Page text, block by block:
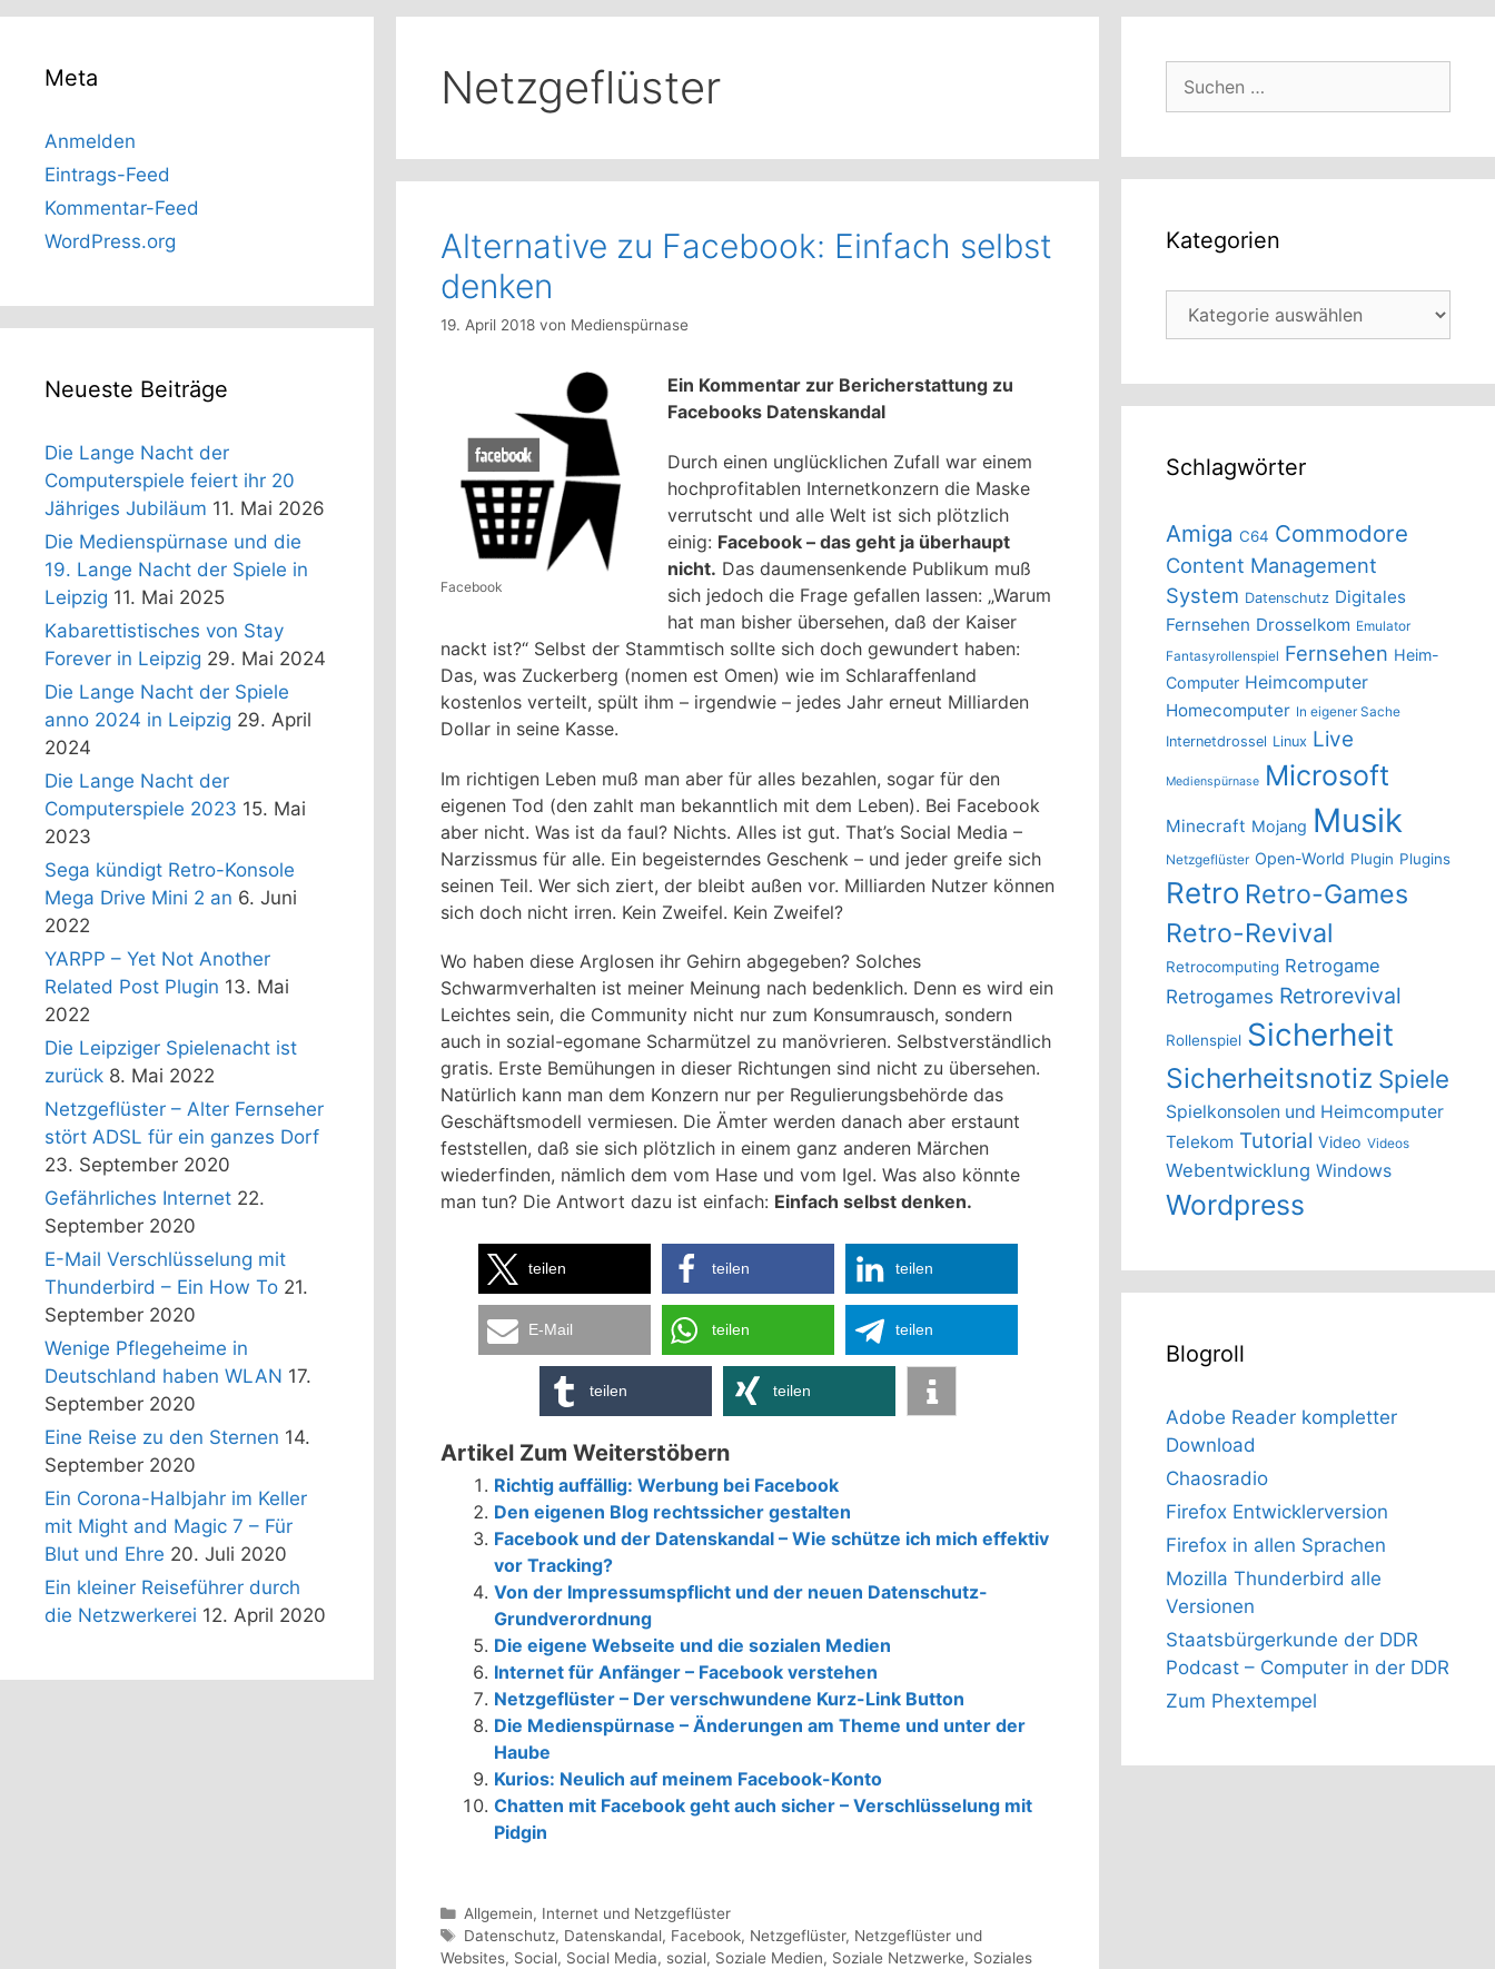
Netzgeflüster
Alternative zu Facebook: Einfach selbst
denken
19. April 2018 von Medienspürnase
Facebook
Ein Kommentar zur Bericherstattung zu
Facebooks Datenskandal
Durch einen unglücklichen Zufall war einem
hochprofitablen Internetkonzern die Maske
verrutscht und alle Welt ist sich plötzlich
einig: Facebook – das geht ja überhaupt
nicht. Das daumensenkende Publikum muß
sich jedoch die Frage gefallen lassen: „Warum
hat man bisher übersehen, daß der Kaiser
nackt ist?“ Selbst der Stammtisch sollte sich doch gewundert haben:
Das, was Zuckerberg (nomen est Omen) wie im Schlaraffenland
kostenlos verteilt, spült ihm – irgendwie – jedes Jahr erneut Milliarden
Dollar in seine Kasse.
Im richtigen Leben muß man aber für alles bezahlen, sogar für den
eigenen Tod (den zahlt man bekanntlich mit dem Leben). Bei Facebook
aber nicht. Was ist da faul? Nichts. Alles ist gut. That’s Social Media –
Narzissmus für alle. Ein begeisterndes Geschenk – und jeder greife sich
seinen Teil. Wer sich ziert, der bleibt außen vor. Milliarden Nutzer können
sich doch nicht irren. Kein Zweifel. Kein Zweifel?
Wo haben diese Arglosen ihr Gehirn abgegeben? Solches
Schwarmverhalten ist meiner Meinung nach bedenklich. Denn es wird ein
Leichtes sein, die Community nicht nur zum Konsumrausch, sondern
auch in sozial-egomane Scharmützel zu manövrieren. Selbstverständlich
gratis. Erste Bemühungen in dieser Richtungen sind nicht zu übersehen.
Natürlich kann man dem Konzern nur per Regulierungsbehörde das
Geschäftsmodell vermiesen. Die Ämter werden danach aber erstaunt
feststellen, daß sie sich plötzlich in einem ganz anderen Märchen
wiederfinden, nämlich dem vom Hase und vom Igel. Was also könnte
man tun? Die Antwort dazu ist einfach: Einfach selbst denken.
teilen teilen teilen
E-Mail teilen teilen
teilen teilen
Artikel Zum Weiterstöbern
Richtig auffällig: Werbung bei Facebook
Den eigenen Blog rechtssicher gestalten
Facebook und der Datenskandal – Wie schütze ich mich effektiv
vor Tracking?
Von der Impressumspflicht und der neuen Datenschutz-
Grundverordnung
Die eigene Webseite und die sozialen Medien
Internet für Anfänger – Facebook verstehen
Netzgeflüster – Der verschwundene Kurz-Link Button
Die Medienspürnase – Änderungen am Theme und unter der
Haube
Kurios: Neulich auf meinem Facebook-Konto
Chatten mit Facebook geht auch sicher – Verschlüsselung mit
Pidgin
Kategorien
Allgemein, Internet und Netzgeflüster
Schlagwörter
Datenschutz, Datenskandal, Facebook, Netzgeflüster, Netzgeflüster und
Websites, Social, Social Media, sozial, Soziale Medien, Soziale Netzwerke, Soziales
Meta
Anmelden
Eintrags-Feed
Kommentar-Feed
WordPress.org
Neueste Beiträge
Die Lange Nacht der
Computerspiele feiert ihr 20
Jähriges Jubiläum 11. Mai 2026
Die Medienspürnase und die
19. Lange Nacht der Spiele in
Leipzig 11. Mai 2025
Kabarettistisches von Stay
Forever in Leipzig 29. Mai 2024
Die Lange Nacht der Spiele
anno 2024 in Leipzig 29. April
2024
Die Lange Nacht der
Computerspiele 2023 15. Mai
2023
Sega kündigt Retro-Konsole
Mega Drive Mini 2 an 6. Juni
2022
YARPP – Yet Not Another
Related Post Plugin 13. Mai
2022
Die Leipziger Spielenacht ist
zurück 8. Mai 2022
Netzgeflüster – Alter Fernseher
stört ADSL für ein ganzes Dorf
23. September 2020
Gefährliches Internet 22.
September 2020
E-Mail Verschlüsselung mit
Thunderbird – Ein How To 21.
September 2020
Wenige Pflegeheime in
Deutschland haben WLAN 17.
September 2020
Eine Reise zu den Sternen 14.
September 2020
Ein Corona-Halbjahr im Keller
mit Might and Magic 7 – Für
Blut und Ehre 20. Juli 2020
Ein kleiner Reiseführer durch
die Netzwerkerei 12. April 2020
Kategorien
Kategorien
Schlagwörter
Amiga C64 Commodore
Content Management
System Datenschutz Digitales
Fernsehen Drosselkom Emulator
Fantasyrollenspiel Fernsehen Heim-
Computer Heimcomputer
Homecomputer In eigener Sache
Internetdrossel Linux Live
Medienspürnase Microsoft
Minecraft Mojang Musik
Netzgeflüster Open-World Plugin Plugins
Retro Retro-Games
Retro-Revival
Retrocomputing Retrogame
Retrogames Retrorevival
Rollenspiel Sicherheit
Sicherheitsnotiz Spiele
Spielkonsolen und Heimcomputer
Telekom Tutorial Video Videos
Webentwicklung Windows
Wordpress
Blogroll
Adobe Reader kompletter
Download
Chaosradio
Firefox Entwicklerversion
Firefox in allen Sprachen
Mozilla Thunderbird alle
Versionen
Staatsbürgerkunde der DDR
Podcast – Computer in der DDR
Zum Phextempel